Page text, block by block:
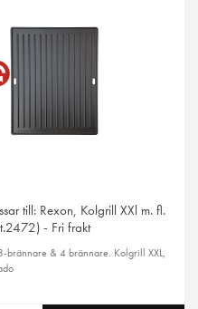
till: Rexon, Kolgrill XXl m. fl.
- Fri frakt
brännare & 4 brännare. Kolgrill XXL,